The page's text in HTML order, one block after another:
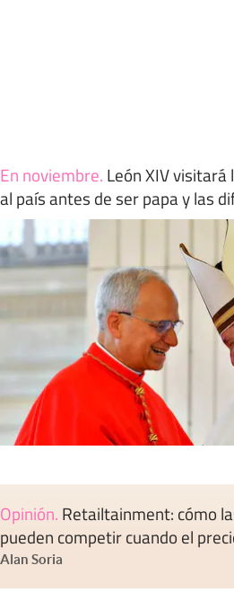
En noviembre. León XIV
al país antes de ser papa y las
Opinión. Retailtainment: cómo
pueden competir cuando el
Alan Soria